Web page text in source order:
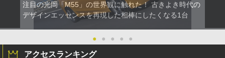
注目の光岡「M55」の世界観に触れた！ 古きよき時代の
デザインエッセンスを再現した相棒にしたくなる1台
● ● ● ● ●
アクセスランキング